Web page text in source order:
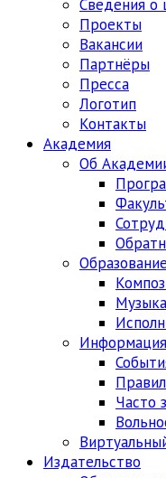
Сведения о
Проекты
Вакансии
Партнёры
Пресса
Логотип
Контакты
Академия
Об
Образование
Информация
Часто
Издательство